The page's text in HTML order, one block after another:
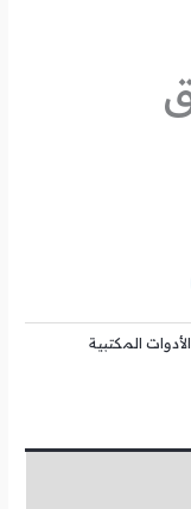
الأدوات المكتبية